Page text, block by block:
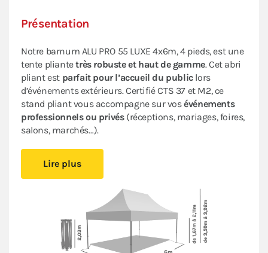
Présentation
Notre barnum ALU PRO 55 LUXE 4x6m, 4 pieds, est une
tente pliantetrès robuste et haut de gamme. Cet abri
pliant est parfait pour l’accueil du publiclors
d’événements extérieurs.Certifié CTS 37 et M2, ce
stand pliant vous accompagne sur vosévénements
professionnels ou privés (réceptions, mariages, foires,
salons, marchés…).
installer rapidement sans avoir besoin d’outil. Cette
tonnelle pliante très performante offre une
esthétique professionnelle
matériaux de qualité supérieure utilisés garantissent
la longévitéde votre tente pliante.
Sa bâche en PVC épais de 580 g/m² est aussi
Lire plus